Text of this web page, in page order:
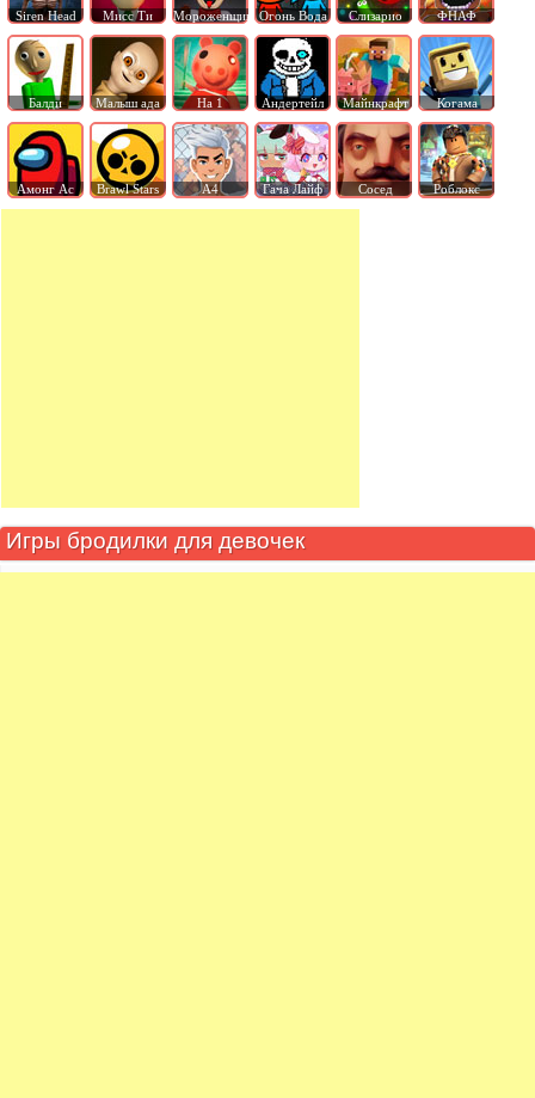
Siren Head Мисс Ти Мороженщик Огонь Вода Слизарио ФНАФ
Балди Малыш ада На 1 Андертейл Майнкрафт Когама
Амонг Ас Brawl Stars А4 Гача Лайф Сосед Роблокс
Игры бродилки для девочек